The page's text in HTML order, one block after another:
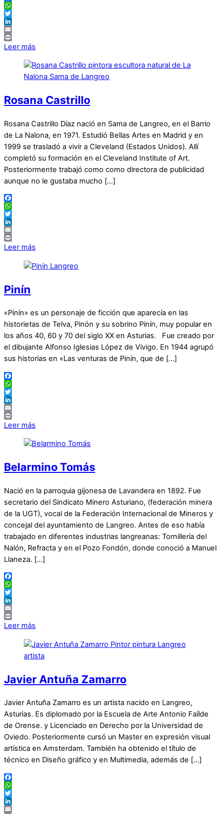
Facebook
WhatsApp
Twitter
LinkedIn
Email
Print
Leer más
Rosana Castrillo
Rosana Castrillo Díaz nació en Sama de Langreo, en el Barrio
de La Nalona, en 1971. Estudió Bellas Artes en Madrid y en
1999 se trasladó a vivir a Cleveland (Estados Unidos). Allí
completó su formación en el Cleveland Institute of Art.
Posteriormente trabajó como como directora de publicidad
aunque no le gustaba mucho […]
Facebook
WhatsApp
Twitter
LinkedIn
Email
Print
Leer más
Pinín
«Pinín» es un personaje de ficción que aparecía en las
historietas de Telva, Pinón y su sobrino Pinín, muy popular en
los años 40, 60 y 70 del siglo XX en Asturias. Fue creado por
el dibujante Alfonso Iglesias López de Vivigo. En 1944 agrupó
sus historias en «Las venturas de Pinín, que de […]
Facebook
WhatsApp
Twitter
LinkedIn
Email
Print
Leer más
Belarmino Tomás
Nació en la parroquia gijonesa de Lavandera en 1892. Fue
secretario del Sindicato Minero Asturiano, (federación minera
de la UGT), vocal de la Federación Internacional de Mineros y
concejal del ayuntamiento de Langreo. Antes de eso había
trabajado en diferentes industrias langreanas: Tornillería del
Nalón, Refracta y en el Pozo Fondón, donde conoció a Manuel
Llaneza. […]
Facebook
WhatsApp
Twitter
LinkedIn
Email
Print
Leer más
Javier Antuña Zamarro
Javier Antuña Zamarro es un artista nacido en Langreo,
Asturias. Es diplomado por la Escuela de Arte Antonio Faílde
de Orense. y Licenciado en Derecho por la Universidad de
Oviedo. Posteriormente cursó un Master en expresión visual
artística en Amsterdam. También ha obtenido el título de
técnico en Diseño gráfico y en Multimedia, además de […]
Facebook
WhatsApp
Twitter
LinkedIn